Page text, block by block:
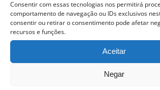
Consentir com essas tecnologias nos permitirá
comportamento de navegação ou IDs exclusivos
consentir ou retirar o consentimento pode afetar
recursos e funções.
Aceitar
Negar